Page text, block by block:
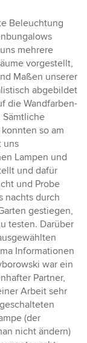
Beleuchtung
mehrere
vorgestellt,
Maßen unserer
abgebildet
die Wandfarben-
Sämtliche
so am
uns
Lampen und
und dafür
und Probe
nachts durch
gestiegen,
testen. Darüber
Informationen
war ein
Partner,
Arbeit sehr
(der
nicht ändern)